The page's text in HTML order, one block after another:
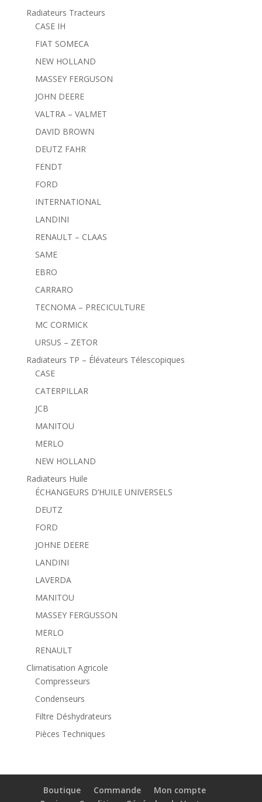
Radiateurs Tracteurs
CASE IH
FIAT SOMECA
NEW HOLLAND
MASSEY FERGUSON
JOHN DEERE
VALTRA – VALMET
DAVID BROWN
DEUTZ FAHR
FENDT
FORD
INTERNATIONAL
LANDINI
RENAULT – CLAAS
SAME
EBRO
CARRARO
TECNOMA – PRECICULTURE
MC CORMICK
URSUS – ZETOR
Radiateurs TP – Élévateurs Télescopiques
CASE
CATERPILLAR
JCB
MANITOU
MERLO
NEW HOLLAND
Radiateurs Huile
ÉCHANGEURS D’HUILE UNIVERSELS
DEUTZ
FORD
JOHNE DEERE
LANDINI
LAVERDA
MANITOU
MASSEY FERGUSSON
MERLO
RENAULT
Climatisation Agricole
Compresseurs
Condenseurs
Filtre Déshydrateurs
Pièces Techniques
Boutique Commande
Mon compte